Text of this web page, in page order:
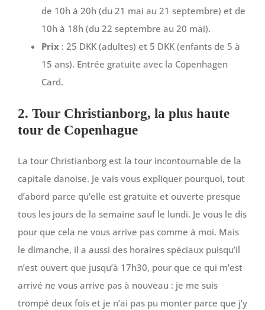
de 10h à 20h (du 21 mai au 21 septembre) et de
10h à 18h (du 22 septembre au 20 mai).
Prix: 25 DKK (adultes) et 5 DKK (enfants de 5 à
15 ans). Entrée gratuite avec la Copenhagen
Card.
2. Tour Christianborg, la plus haute
tour de Copenhague
La tour Christianborg est la tour incontournable de la
capitale danoise. Je vais vous expliquer pourquoi, tout
d’abord parce qu’elle est gratuite et ouverte presque
tous les jours de la semaine sauf le lundi. Je vous le dis
pour que cela ne vous arrive pas comme à moi. Mais
le dimanche, il a aussi des horaires spéciaux puisqu’il
n’est ouvert que jusqu’à 17h30, pour que ce qui m’est
arrivé ne vous arrive pas à nouveau : je me suis
trompé deux fois et je n’ai pas pu monter parce que j’y